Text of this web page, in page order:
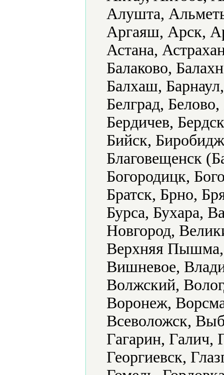
Алушта,
Аргаяш, Арск,
Астана,
Балаково,
Балхаш,
Белград,
Бердичев,
Бийск,
Благовещенск
Богородицк,
Братск, Брно,
Бурса, Бухара,
Новгород,
Верхняя Пышма,
Вишневое,
Волжский,
Воронеж,
Всеволожск,
Гагарин, Галич,
Георгиевск,